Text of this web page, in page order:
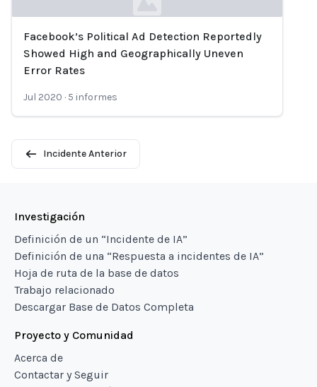
Loading...
Facebook’s Political Ad Detection Reportedly
Showed High and Geographically Uneven
Error Rates
Jul 2020 · 5 informes
Incidente Anterior
Investigación
Definición de un “Incidente de IA”
Definición de una “Respuesta a incidentes de IA”
Hoja de ruta de la base de datos
Trabajo relacionado
Descargar Base de Datos Completa
Proyecto y Comunidad
Acerca de
Contactar y Seguir